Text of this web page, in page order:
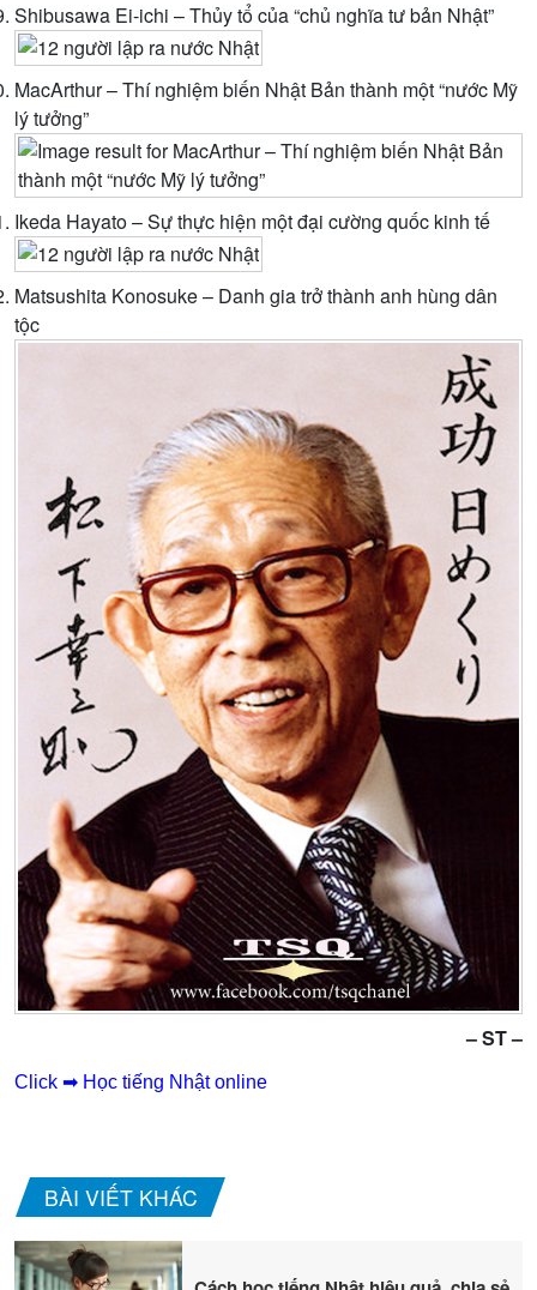
Shibusawa Ei-ichi – Thủy tổ của “chủ nghĩa tư bản Nhật”
MacArthur – Thí nghiệm biến Nhật Bản thành một “nước Mỹ
lý tưởng”
Ikeda Hayato – Sự thực hiện một đại cường quốc kinh tế
Matsushita Konosuke – Danh gia trở thành anh hùng dân
tộc
– ST –
Click ➡ Học tiếng Nhật online
BÀI VIẾT KHÁC